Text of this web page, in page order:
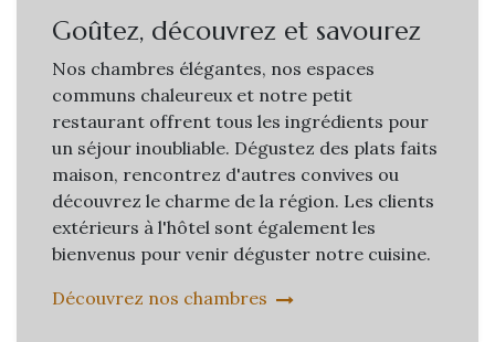
Goûtez, découvrez et savourez
Nos chambres élégantes, nos espaces
communs chaleureux et notre petit
restaurant offrent tous les ingrédients pour
un séjour inoubliable. Dégustez des plats faits
maison, rencontrez d'autres convives ou
découvrez le charme de la région. Les clients
extérieurs à l'hôtel sont également les
bienvenus pour venir déguster notre cuisine.
Découvrez nos chambres